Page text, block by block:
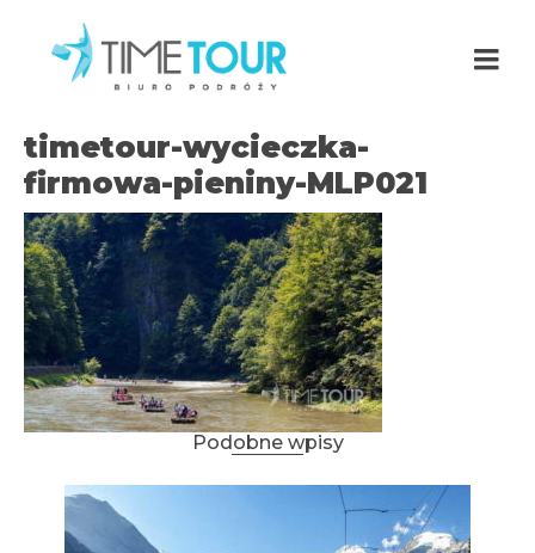
timetour-wycieczka-
firmowa-pieniny-MLP021
Podobne wpisy